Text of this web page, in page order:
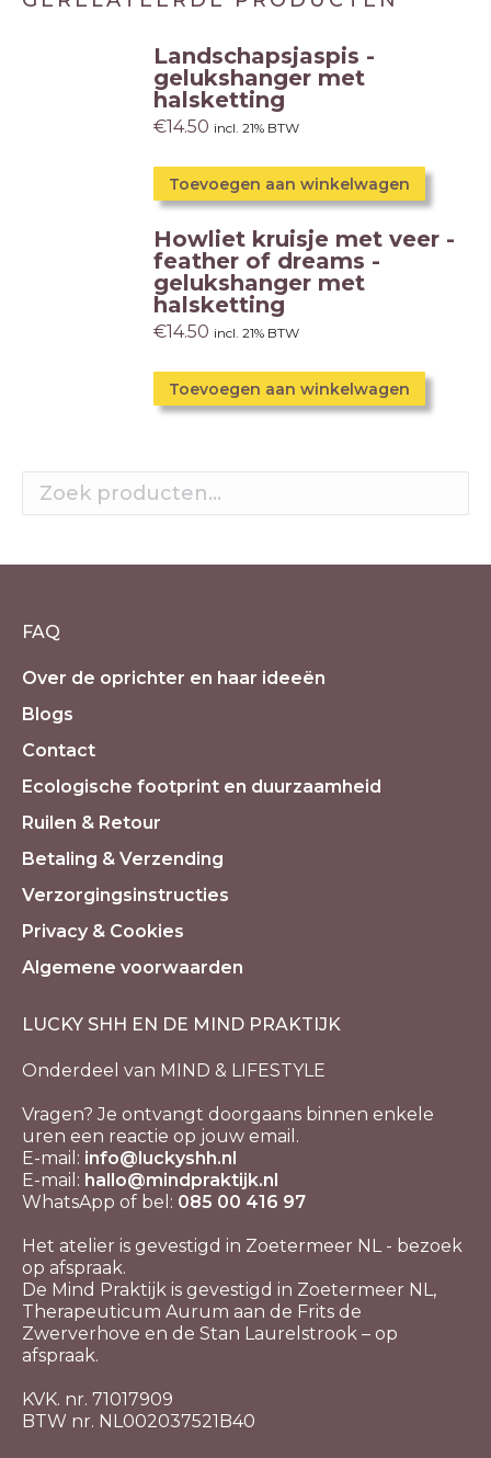
Landschapsjaspis -
gelukshanger met
halsketting
€14.50 incl. 21% BTW
Toevoegen aan winkelwagen
Howliet kruisje met veer -
feather of dreams -
gelukshanger met
halsketting
€14.50 incl. 21% BTW
Toevoegen aan winkelwagen
FAQ
Over de oprichter en haar ideeën
Blogs
Contact
Ecologische footprint en duurzaamheid
Ruilen & Retour
Betaling & Verzending
Verzorgingsinstructies
Privacy & Cookies
Algemene voorwaarden
LUCKY SHH EN DE MIND PRAKTIJK
Onderdeel van MIND & LIFESTYLE
Vragen? Je ontvangt doorgaans binnen enkele
uren een reactie op jouw email.
E-mail: info@luckyshh.nl
E-mail: hallo@mindpraktijk.nl
WhatsApp of bel: 085 00 416 97
Het atelier is gevestigd in Zoetermeer NL - bezoek
op afspraak.
De Mind Praktijk is gevestigd in Zoetermeer NL,
Therapeuticum Aurum aan de Frits de
Zwerverhove en de Stan Laurelstrook – op
afspraak.
KVK. nr. 71017909
BTW nr. NL002037521B40